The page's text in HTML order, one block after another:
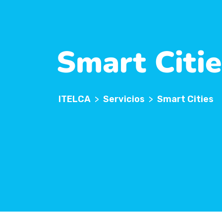
Smart
ITELCA > Servicios > Smart Cities